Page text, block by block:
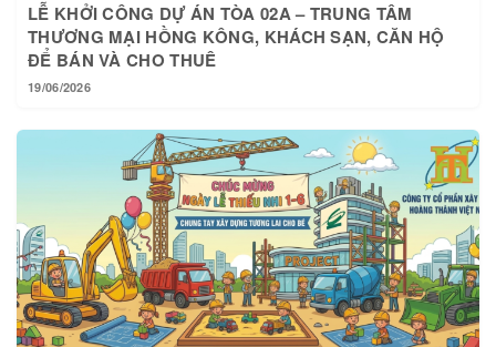
LỄ KHỞI CÔNG DỰ ÁN TÒA 02A – TRUNG TÂM
THƯƠNG MẠI HỒNG KÔNG, KHÁCH SẠN, CĂN HỘ
ĐỂ BÁN VÀ CHO THUÊ
19/06/2026